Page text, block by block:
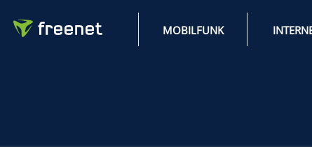
MOBILFUNK